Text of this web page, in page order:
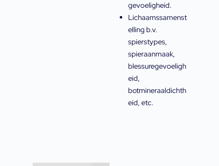
gevoeligheid.
Lichaamssamenst
elling b.v.
spierstypes,
spieraanmaak,
blessuregevoeligh
eid,
botmineraaldichth
eid, etc.